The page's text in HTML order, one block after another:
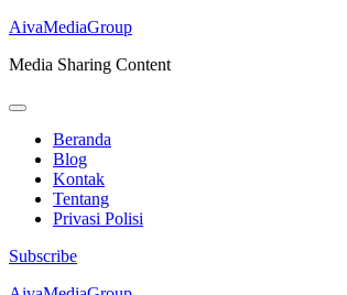
AivaMediaGroup
Media Sharing Content
Beranda
Blog
Kontak
Tentang
Privasi Polisi
Subscribe